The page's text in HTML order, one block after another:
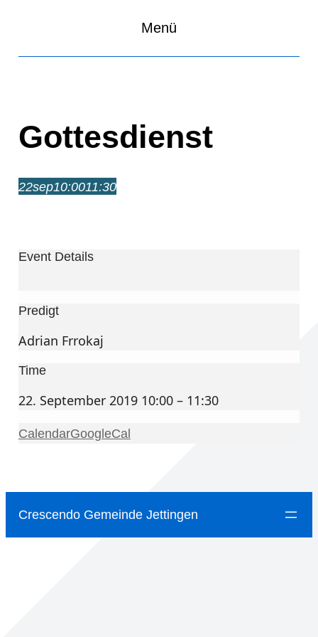
Menü
Gottesdienst
22sep10:0011:30
Event Details
Predigt
Adrian Frrokaj
Time
22. September 2019 10:00 – 11:30
CalendarGoogleCal
Crescendo Gemeinde Jettingen